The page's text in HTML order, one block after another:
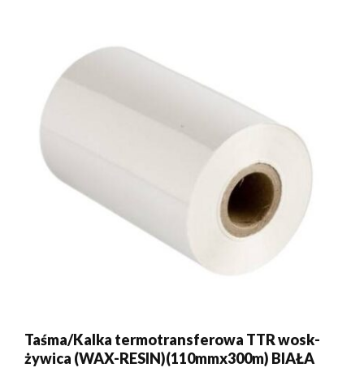
Taśma/Kalka termotransferowa TTR wosk-
żywica (WAX-RESIN)(110mmx300m) BIAŁA